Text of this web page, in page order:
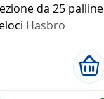
da 25 palline
Hasbro